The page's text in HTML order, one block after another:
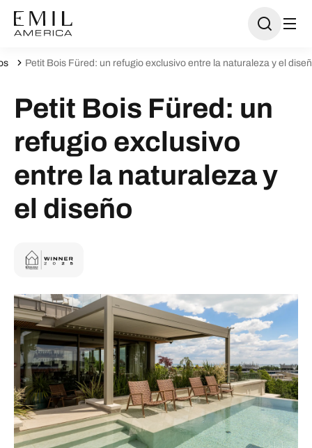
Petit Bois Füred: un refugio exclusivo entre la naturaleza y el
Petit Bois Füred: un
refugio exclusivo
entre la naturaleza y
el diseño